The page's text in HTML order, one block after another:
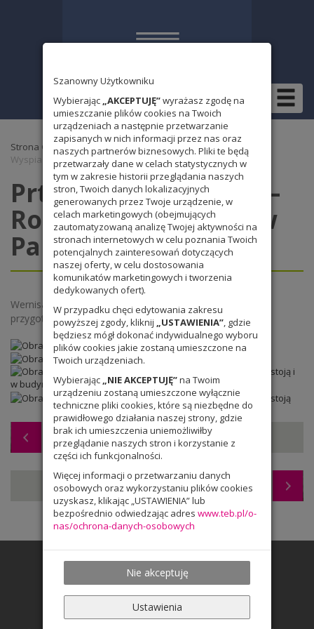
Szanowny Użytkowniku
Wybierając „AKCEPTUJĘ”wyrażasz zgodę na
umieszczanie plików cookies na Twoich
urządzeniach a następnie przetwarzanie
zapisanych w nich informacji przez nas oraz
naszych partnerów biznesowych. Pliki te będą
przetwarzały dane w celach statystycznych w
tym w zakresie historii przeglądania naszych
stron, Twoich danych lokalizacyjnych
generowanych przez Twoje urządzenie, w
celach marketingowych (obejmujących
zautomatyzowaną analizę Twojej aktywności na
stronach internetowych w celu poznania Twoich
potencjalnych zainteresowań dotyczących
naszej oferty, w celu dostosowania
komunikatów marketingowych i tworzenia
dedykowanych ofert).
W przypadku chęci edytowania zakresu
powyższej zgody, kliknij „USTAWIENIA”, gdzie
będziesz mógł dokonać indywidualnego wyboru
plików cookies jakie zostaną umieszczone na
Twoich urządzeniach.
Wybierając „NIE AKCEPTUJĘ”na Twoim
urządzeniu zostaną umieszczone wyłącznie
techniczne pliki cookies, które są niezbędne do
prawidłowego działania naszej strony, gdzie
brak ich umieszczenia uniemożliwiłby
przeglądanie naszych stron i korzystanie z
części ich funkcjonalności.
Więcej informacji o przetwarzaniu danych
osobowych oraz wykorzystaniu plików cookies
uzyskasz, klikając „USTAWIENIA” lub
bezpośrednio odwiedzając adres www.teb.pl/o-
nas/ochrona-danych-osobowych
Nie akceptuję
Ustawienia
Strona Główna»Bez kategorii» Prtzepięny wernisaż – Rok
Wyspiańskiego w Parnasie
Prtzepięny wernisaż –
Rok Wyspiańskiego w
Parnasie
Wernisaż ,, Obudzony Staś ” w Roku Wyspiańskiego
przygotowała dziś 8c.
Warsztaty dla klasy 8
Ruszamy do Bonn